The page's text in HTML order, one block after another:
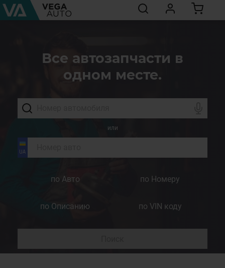
Все автозапчасти в
одном месте.
или
по Авто по Номеру
по Описанию по VIN коду